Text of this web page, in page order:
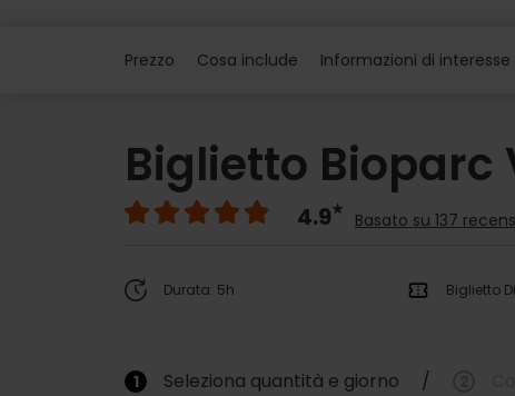
Prezzo Cosa include Informazioni di interesse
Biglietto Bioparc
4.9 Basato su 137
Durata: 5h Biglietto
1 Seleziona quantità e giorno /